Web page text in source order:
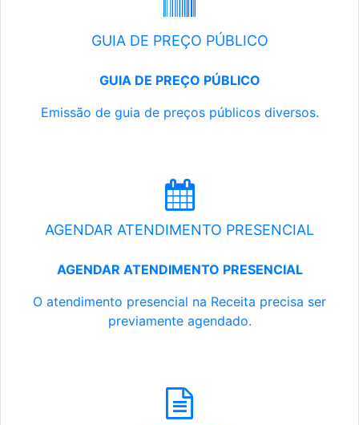
GUIA DE PREÇO PÚBLICO
GUIA DE PREÇO PÚBLICO
Emissão de guia de preços públicos diversos.
AGENDAR ATENDIMENTO PRESENCIAL
AGENDAR ATENDIMENTO PRESENCIAL
O atendimento presencial na Receita precisa ser
previamente agendado.